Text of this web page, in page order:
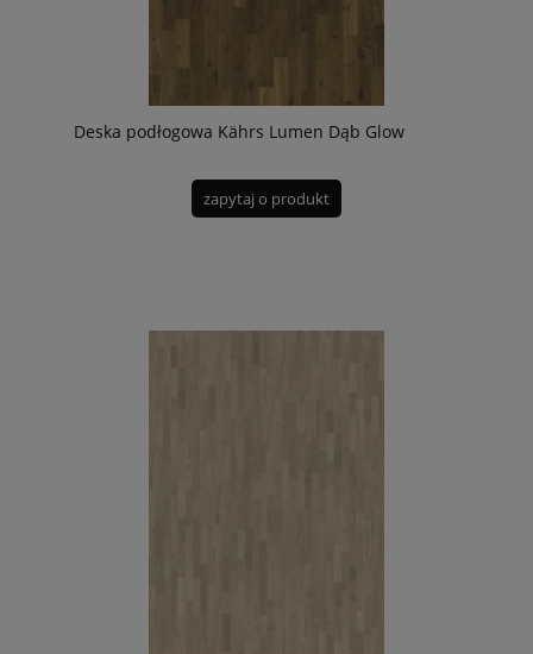
Deska podłogowa Kährs Lumen Dąb Glow
zapytaj o produkt